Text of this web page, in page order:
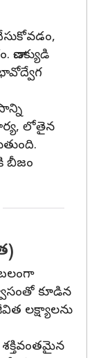
లోతైన
బీజం
కూడిన
లక్ష్యాలను